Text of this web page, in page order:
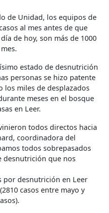
de Unidad, los equipos de
al mes antes de que
de hoy, son más de 1000
estado de desnutrición
personas se hizo patente
los miles de desplazados
meses en el bosque
en Leer.
todos directos hacia
coordinadora del
todos sobrepasados
desnutrición que nos
por desnutrición en Leer
casos entre mayo y